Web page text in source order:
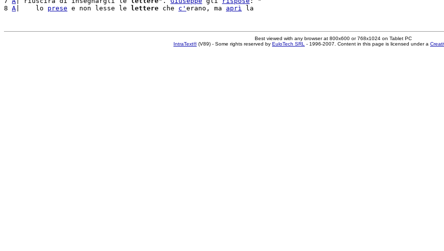
8 A |    lo prese e non lesse le lettere che c' erano, ma aprì
Best viewed with any browser at 800x600 or 768x1024 on Tablet PC
IntraText®(V89) - Some rights reserved by EuloTech SRL - 1996-2007. Content in this page is licensed under a